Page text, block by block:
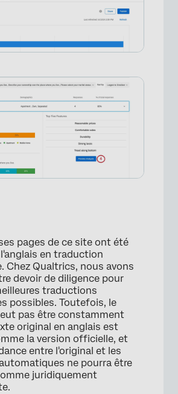
pages de ce site ont été
en traduction
Chez Qualtrics, nous avons
devoir de diligence pour
traductions
possibles. Toutefois, le
pas être constamment
original en anglais est
la version officielle, et
entre l'original et les
ne pourra être
juridiquement